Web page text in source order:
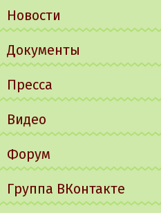
Новости
Документы
Пресса
Видео
Форум
Группа ВКонтакте